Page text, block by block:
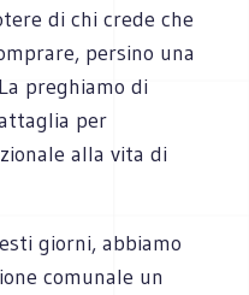
di chi crede che
persino una
preghiamo di
per
alla vita di
giorni, abbiamo
comunale un